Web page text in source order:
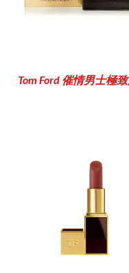
Tom Ford 催情男士極